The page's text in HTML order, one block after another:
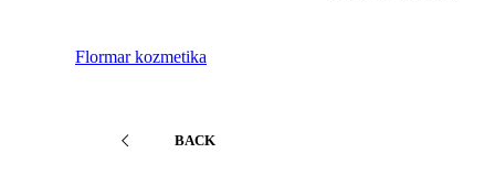
Flormar kozmetika
BACK